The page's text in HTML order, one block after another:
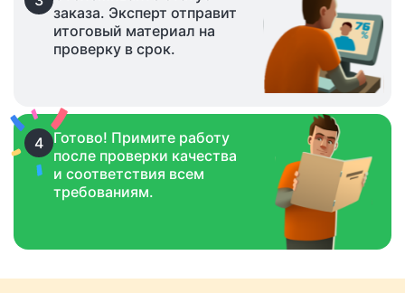
заказа. Эксперт отправит
итоговый материал на
проверку в срок.
4 Готово! Примите работу
после проверки качества
и соответствия всем
требованиям.